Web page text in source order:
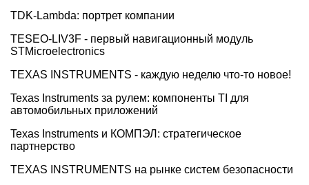
TDK-Lambda: портрет компании
TESEO-LIV3F - первый навигационный модуль
STMicroelectronics
TEXAS INSTRUMENTS - каждую неделю что-то новое!
Texas Instruments за рулем: компоненты TI для
автомобильных приложений
Texas Instruments и КОМПЭЛ: стратегическое
партнерство
TEXAS INSTRUMENTS на рынке систем безопасности